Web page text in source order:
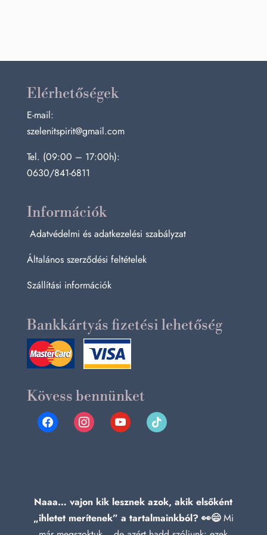
Elérhetőségek
E-mail:
szelenitspirit@gmail.com
Tel. (09:00 – 17:00h):
0630/841-6811
Információk
Adatvédelmi és adatkezelési szabályzat
Általános szerződési feltételek
Szállítási információk
Bankkártyás fizetési lehetőség
Kövess bennünket
facebookinstagramyoutube tiktok
Naaa… vajon kik lesznek azok, akik elsőként
„ihletet merítenek” a tartalmainkból? 👀😄Mi